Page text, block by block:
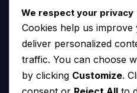
Headphone Audiophile Murah:
Cuma Dibohongi Iklan?
08 Jul 2026
We respect your privacy
Cookies help us
deliver personalized
traffic. You can choose
by clicking Customize.